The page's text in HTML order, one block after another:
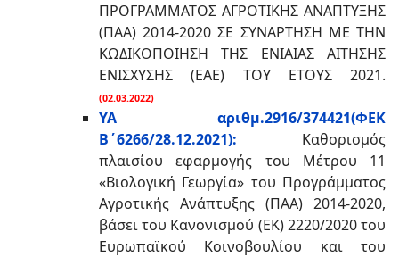
ΠΡΟΓΡΑΜΜΑΤΟΣ ΑΓΡΟΤΙΚΗΣ ΑΝΑΠΤΥΞΗΣ
(ΠΑΑ) 2014-2020 ΣΕ ΣΥΝΑΡΤΗΣΗ ΜΕ ΤΗΝ
ΚΩΔΙΚΟΠΟΙΗΣΗ ΤΗΣ ΕΝΙΑΙΑΣ ΑΙΤΗΣΗΣ
ΕΝΙΣΧΥΣΗΣ (ΕΑΕ) ΤΟΥ ΕΤΟΥΣ 2021.
(02.03.2022)
ΥΑ αριθμ.2916/374421(ΦΕΚ
Β΄6266/28.12.2021): Καθορισμός
πλαισίου εφαρμογής του Μέτρου 11
«Βιολογική Γεωργία» του Προγράμματος
Αγροτικής Ανάπτυξης (ΠΑΑ) 2014-2020,
βάσει του Κανονισμού (ΕΚ) 2220/2020 του
Ευρωπαϊκού Κοινοβουλίου και του